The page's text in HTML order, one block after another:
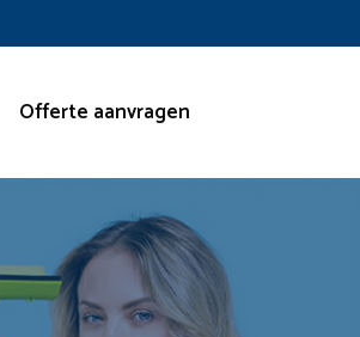
Offerte aanvragen